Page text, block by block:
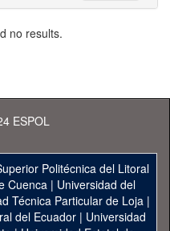
no results.
ESPOL
Politécnica del Litoral
Cuenca| Universidad del
Técnica Particular de Loja|
del Ecuador| Universidad